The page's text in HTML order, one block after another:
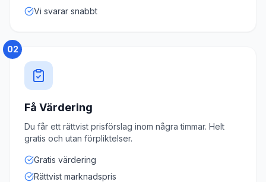
Vi svarar snabbt
02
Få Värdering
Du får ett rättvist prisförslag inom några timmar. Helt
gratis och utan förpliktelser.
Gratis värdering
Rättvist marknadspris